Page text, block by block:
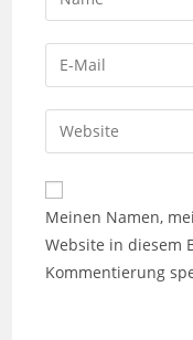
Meinen Namen,
Website in diesem
Kommentierung